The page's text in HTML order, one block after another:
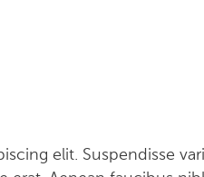
elit. Suspendisse